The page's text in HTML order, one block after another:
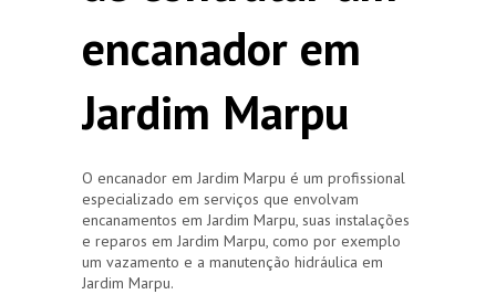
encanador em
Jardim Marpu
O encanador em Jardim Marpu é um profissional
especializado em serviços que envolvam
encanamentos em Jardim Marpu, suas instalações
e reparos em Jardim Marpu, como por exemplo
um vazamento e a manutenção hidráulica em
Jardim Marpu.